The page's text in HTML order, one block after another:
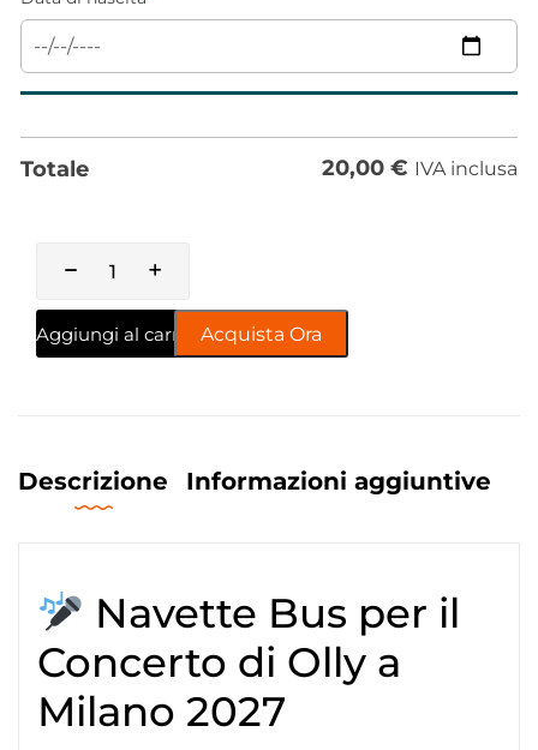
Totale 20,00 € IVA inclusa
Aggiungi al carrelloAcquista Ora
Descrizione Informazioni aggiuntive
Navette Bus per il
Concerto di Olly a
Milano 2027